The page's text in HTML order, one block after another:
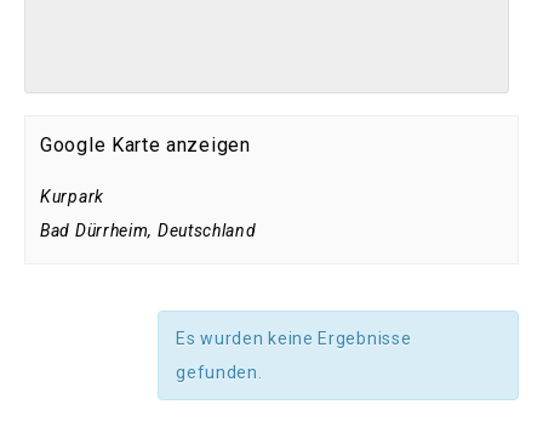
Google Karte anzeigen
Kurpark
Bad Dürrheim, Deutschland
Es wurden keine Ergebnisse
gefunden.